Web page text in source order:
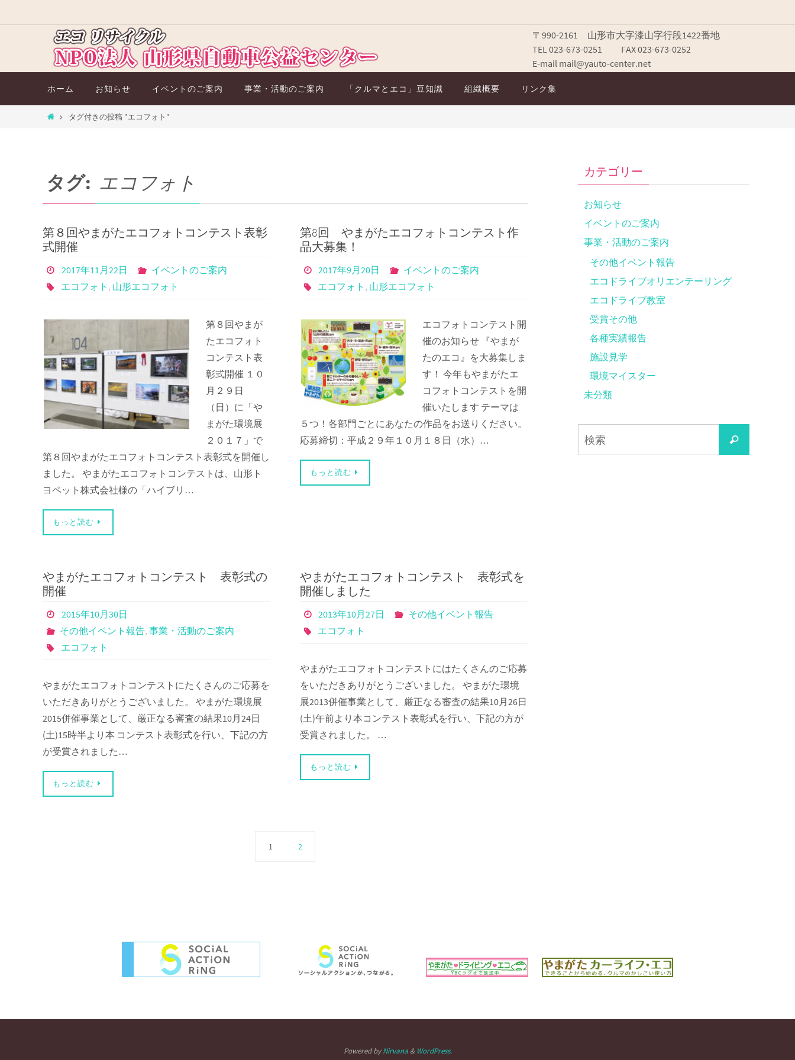
ツ
ス
〒990-2161 山形市大字漆山字行段1422番地
TEL 023-673-0251 FAX 023-673-0252
E-mail mail@yauto-center.net
テ
ホーム お知らせ イベントのご案内 事業・活動のご案内 「クルマとエコ」豆知識 組織概要 リンク集
ホ
タグ付きの投稿 "エコフォト"
タグ: エコフォト
第８回やまがたエコフォトコンテスト表彰
式開催
2017年11月22日
イベントのご案内
エコフォト , 山形エコフォト
第８回やまが
たエコフォト
コンテスト表
彰式開催 １０
月２９日
（日）に「や
まがた環境展
２０１７」で
第８回やまがたエコフォトコンテスト表彰式を開催し
ました。 やまがたエコフォトコンテストは、山形ト
ヨペット株式会社様の「ハイブリ…
もっと読む
第8回 やまがたエコフォトコンテスト作
品大募集！
2017年9月20日
イベントのご案内
エコフォト , 山形エコフォト
エコフォトコンテスト開
催のお知らせ 『やまが
たのエコ』を大募集しま
す！ 今年もやまがたエ
コフォトコンテストを開
催いたします テーマは
５つ！各部門ごとにあなたの作品をお送りください。
応募締切：平成２９年１０月１８日（水）…
もっと読む
やまがたエコフォトコンテスト 表彰式の
開催
2015年10月30日
その他イベント報告, 事業・活動のご案内
エコフォト
やまがたエコフォトコンテストにたくさんのご応募を
いただきありがとうございました。 やまがた環境展
2015併催事業として、厳正なる審査の結果10月24日
(土)15時半より本 コンテスト表彰式を行い、下記の方
が受賞されました…
もっと読む
やまがたエコフォトコンテスト 表彰式を
開催しました
2013年10月27日
その他イベント報告
エコフォト
やまがたエコフォトコンテストにはたくさんのご応募
をいただきありがとうございました。 やまがた環境
展2013併催事業として、厳正なる審査の結果10月26日
(土)午前より本コンテスト表彰式を行い、下記の方が
受賞されました。 …
もっと読む
1 2
カテゴリー
お知らせ
イベントのご案内
事業・活動のご案内
その他イベント報告
エコドライブオリエンテーリング
エコドライブ教室
受賞その他
各種実績報告
施設見学
環境マイスター
未分類
検
索
Powered byNirvana& WordPress.